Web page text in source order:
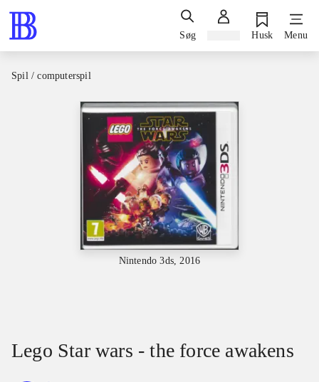
Søg Husk Menu
Spil / computerspil
Nintendo 3ds, 2016
Lego Star wars - the force awakens